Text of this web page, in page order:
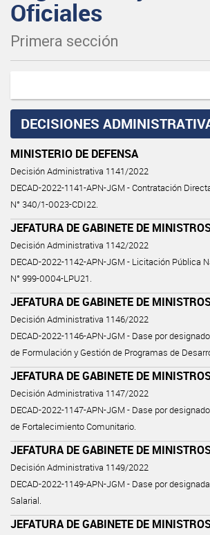
Oficiales
Primera sección
DECISIONES
MINISTERIO DE DEFENSA
Decisión Administrativa 1141/2022
DECAD-2022-1141-APN-JGM - Contratación
N° 340/1-0023-CDI22.
JEFATURA DE GABINETE DE
Decisión Administrativa 1142/2022
DECAD-2022-1142-APN-JGM - Licitación Pública
N° 999-0004-LPU21.
JEFATURA DE GABINETE DE
Decisión Administrativa 1146/2022
DECAD-2022-1146-APN-JGM - Dase por
de Formulación y Gestión de Programas de
JEFATURA DE GABINETE DE
Decisión Administrativa 1147/2022
DECAD-2022-1147-APN-JGM - Dase por
de Fortalecimiento Comunitario.
JEFATURA DE GABINETE DE
Decisión Administrativa 1149/2022
DECAD-2022-1149-APN-JGM - Dase por
Salarial.
JEFATURA DE GABINETE DE